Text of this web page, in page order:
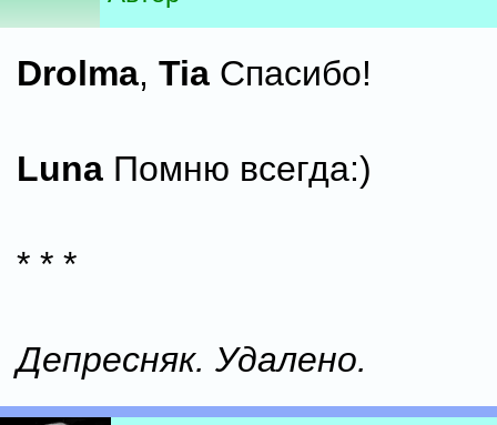
Drolma, Tia Спасибо!
Luna Помню всегда:)
* * *
Депресняк. Удалено.